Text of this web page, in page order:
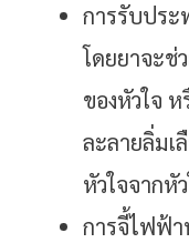
การรับประ
โดยยาจะช่
ของหัวใจ
ละลายลิ่มเ
หัวใจจากหั
การจี้ไฟฟ้า